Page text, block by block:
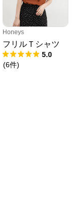
Honeys
フリルＴシャツ
5.0
(6件)